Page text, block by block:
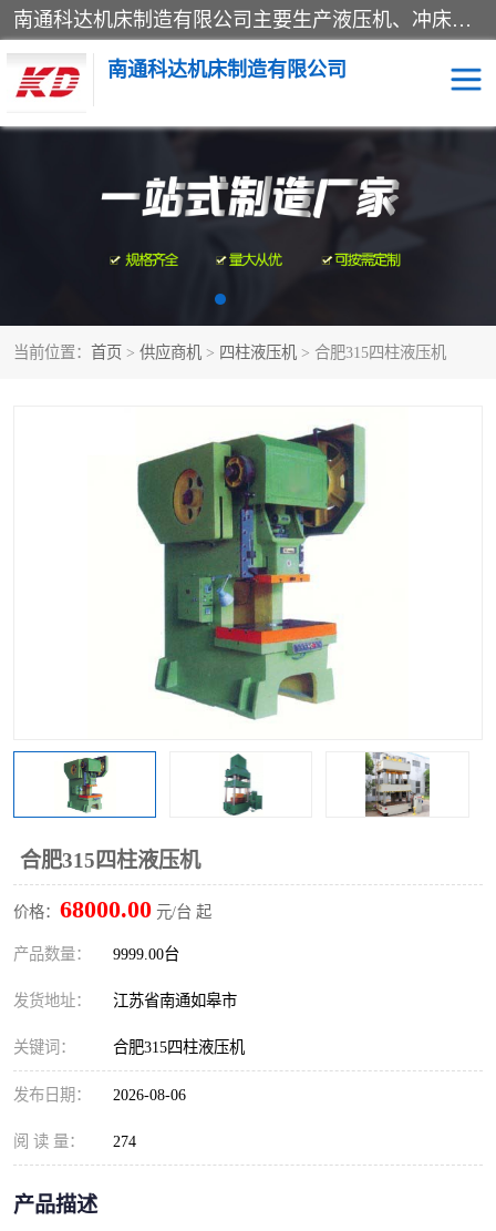
南通科达机床制造有限公司主要生产液压机、冲床、压力机等产品；本公司采用现代化企业的管理方法进行管理，立足于产品的质量管理，以优秀的品质、新颖的设计、合理的价格、完善的服务赢得广大客户的充分信赖和良好的口碑。领导层将运用科学管理方法及长期积累下来的经验和广泛领域吸取来新的技术不断调整产品结构，为市场提供精良的各类机械设备。企业将坚持与国内外各界朋友，真诚合作，共创辉煌。
南通科达机床制造有限公司
当前位置： 首页 > 供应商机 > 四柱液压机 > 合肥315四柱液压机
合肥315四柱液压机
价格： 68000.00 元/台 起
产品数量： 9999.00台
发货地址： 江苏省南通如皋市
关键词： 合肥315四柱液压机
发布日期： 2026-08-06
阅 读 量： 274
产品描述
四柱液压机 液压机
卷板机